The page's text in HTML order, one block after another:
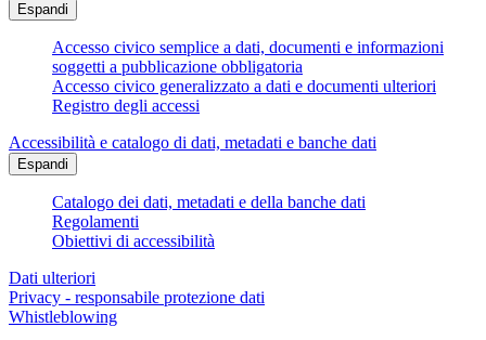
Espandi
Accesso civico semplice a dati, documenti e informazioni
soggetti a pubblicazione obbligatoria
Accesso civico generalizzato a dati e documenti ulteriori
Registro degli accessi
Accessibilità e catalogo di dati, metadati e banche dati
Espandi
Catalogo dei dati, metadati e della banche dati
Regolamenti
Obiettivi di accessibilità
Dati ulteriori
Privacy - responsabile protezione dati
Whistleblowing